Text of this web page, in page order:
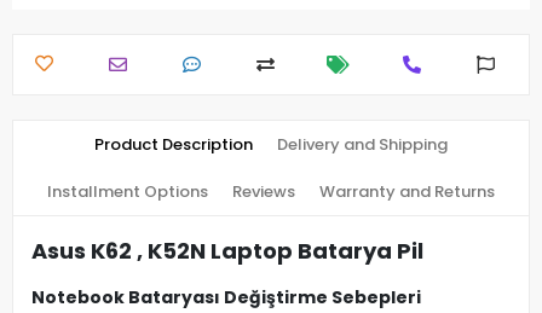
Product Description Delivery and Shipping
Installment Options Reviews Warranty and Returns
Asus K62 , K52N Laptop Batarya Pil
Notebook Bataryası Değiştirme Sebepleri